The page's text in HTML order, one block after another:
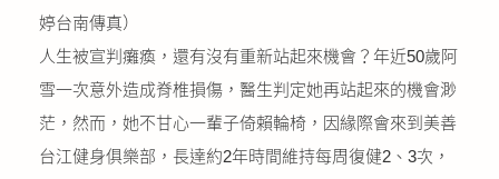
婷台南傳真）
人生被宣判癱瘓，還有沒有重新站起來機會？年近50歲阿
雪一次意外造成脊椎損傷，醫生判定她再站起來的機會渺
茫，然而，她不甘心一輩子倚賴輪椅，因緣際會來到美善
台江健身俱樂部，長達約2年時間維持每周復健2、3次，